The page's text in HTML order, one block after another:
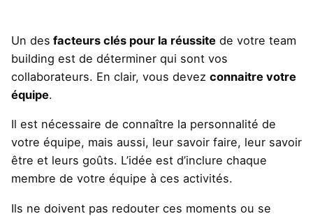
Un des facteurs clés pour la réussite de votre team
building est de déterminer qui sont vos
collaborateurs. En clair, vous devez connaitre votre
équipe.
Il est nécessaire de connaître la personnalité de
votre équipe, mais aussi, leur savoir faire, leur savoir
être et leurs goûts. L’idée est d’inclure chaque
membre de votre équipe à ces activités.
Ils ne doivent pas redouter ces moments ou se